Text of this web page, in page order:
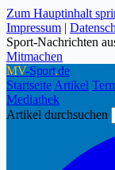
Zum Hauptinhalt
Impressum |
Sport-Nachrichten
Mitmachen
MV-Sport.de
Startseite Artikel
Mediathek
Artikel durchsuchen